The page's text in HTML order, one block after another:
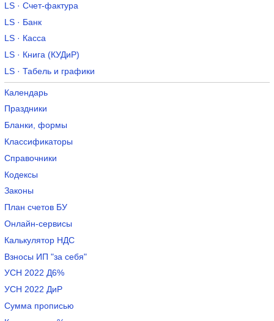
LS · Счет-фактура
LS · Банк
LS · Касса
LS · Книга (КУДиР)
LS · Табель и графики
Календарь
Праздники
Бланки, формы
Классификаторы
Справочники
Кодексы
Законы
План счетов БУ
Онлайн-сервисы
Калькулятор НДС
Взносы ИП "за себя"
УСН 2022 Д6%
УСН 2022 ДиР
Сумма прописью